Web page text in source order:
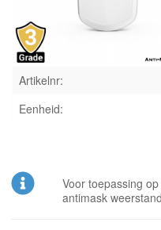
Artikelnr:
Eenheid:
Voor toepassing
antimask